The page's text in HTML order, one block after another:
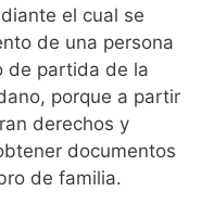
el cual se
de una persona
de partida de la
porque a partir
derechos y
documentos
de familia.